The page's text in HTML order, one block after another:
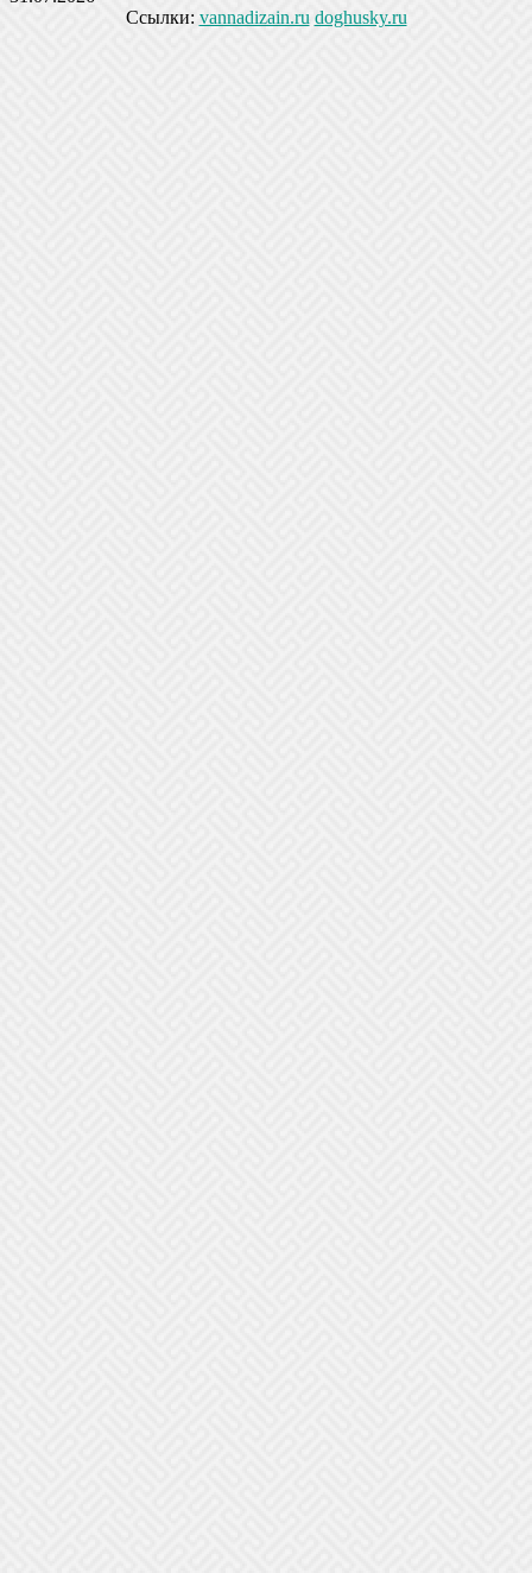
Ссылки: vannadizain.ru doghusky.ru